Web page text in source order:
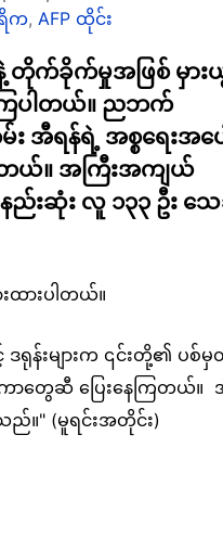
က, AFP ထိုင်း
တိုက်ခိုက်မှုအဖြစ် မှား
ကြပါတယ်။ ညဘက်
ရန်ရဲ့ အစ္စရေးအပေ
ယ်။ အကြီးအကျယ်
ည်းဆုံး လူ ၁၃၃ ဦး သ
ထားပါတယ်။
ရုန်းများက ၎င်းတို့၏ ပစ်မှတ်
ာတွေဆီ ပြေးနေကြတယ်။
။" (မူရင်းအတိုင်း)